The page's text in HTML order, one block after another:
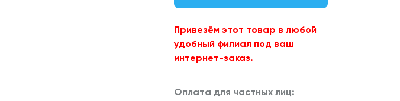
Привезём этот товар в любой
удобный филиал под ваш
интернет-заказ.
Оплата для частных лиц: